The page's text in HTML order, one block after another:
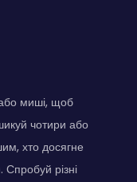
миші, щоб
чотири або
хто досягне
Спробуй різні